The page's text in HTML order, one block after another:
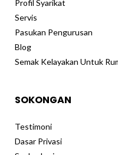
k
m
Profil Syarikat
Servis
Pasukan Pengurusan
Blog
Semak Kelayakan Untuk
SOKONGAN
Testimoni
Dasar Privasi